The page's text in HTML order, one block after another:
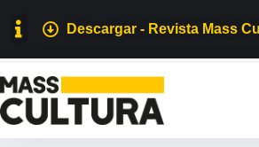
Descargar - Revista Mass